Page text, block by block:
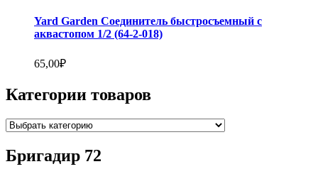
Yard Garden Соединитель быстросъемный с
аквастопом 1/2 (64-2-018)
65,00₽
Категории товаров
Бригадир 72